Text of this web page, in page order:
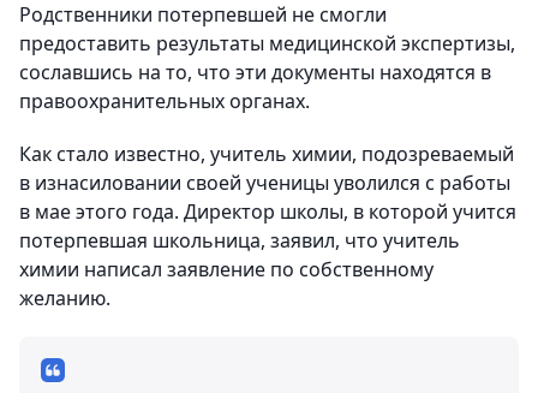
Родственники потерпевшей не смогли
предоставить результаты медицинской экспертизы,
сославшись на то, что эти документы находятся в
правоохранительных органах.
Как стало известно, учитель химии, подозреваемый
в изнасиловании своей ученицы уволился с работы
в мае этого года. Директор школы, в которой учится
потерпевшая школьница, заявил, что учитель
химии написал заявление по собственному
желанию.